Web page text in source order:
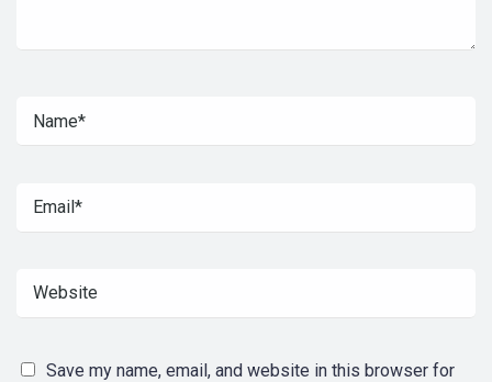
Save my name, email, and website in this browser for